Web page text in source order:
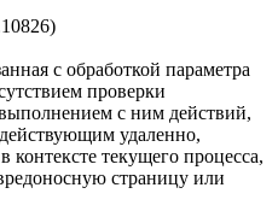
с обработкой параметра
проверки
с ним действий,
удаленно,
текущего процесса,
страницу или